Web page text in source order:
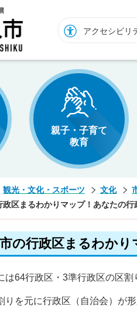
アクセシビリ
親子・子育て
教育
観光・文化・スポーツ 文化
政区まるわかりマップ！あなたの行
の行政区まるわか
は64行政区・3準行政区の区割
りを元に行政区（自治会）が形